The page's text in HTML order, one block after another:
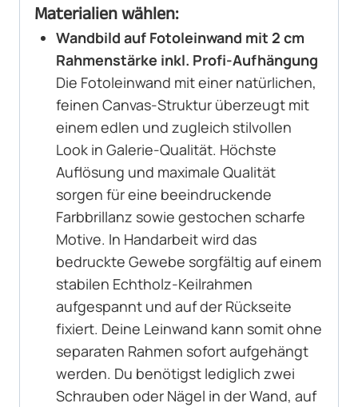
Materialien wählen:
Wandbild auf Fotoleinwand mit 2 cm
Rahmenstärke inkl. Profi-Aufhängung
Die Fotoleinwand mit einer natürlichen,
feinen Canvas-Struktur überzeugt mit
einem edlen und zugleich stilvollen
Look in Galerie-Qualität. Höchste
Auflösung und maximale Qualität
sorgen für eine beeindruckende
Farbbrillanz sowie gestochen scharfe
Motive. In Handarbeit wird das
bedruckte Gewebe sorgfältig auf einem
stabilen Echtholz-Keilrahmen
aufgespannt und auf der Rückseite
fixiert. Deine Leinwand kann somit ohne
separaten Rahmen sofort aufgehängt
werden. Du benötigst lediglich zwei
Schrauben oder Nägel in der Wand, auf